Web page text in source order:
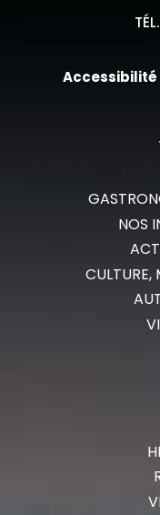
TÉL.
NOS
CULTURE,